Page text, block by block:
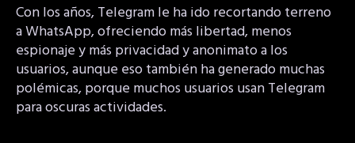
Con los años, Telegram le ha ido recortando terreno
a WhatsApp, ofreciendo más libertad, menos
espionaje y más privacidad y anonimato a los
usuarios, aunque eso también ha generado muchas
polémicas, porque muchos usuarios usan Telegram
para oscuras actividades.